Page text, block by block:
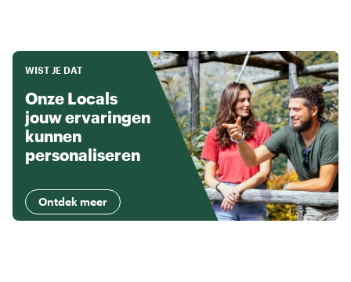
WIST JE DAT
Onze Locals
jouw ervaringen
kunnen
personaliseren
Ontdek meer